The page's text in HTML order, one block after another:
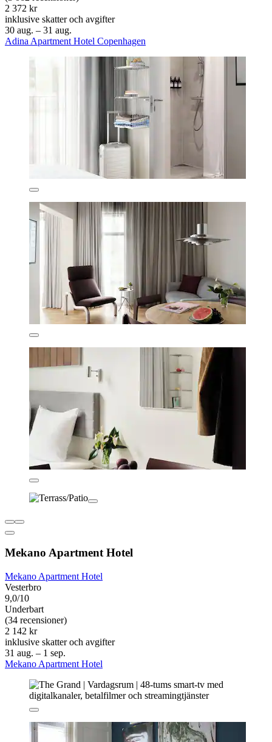
2 372 kr
inklusive skatter och avgifter
30 aug. – 31 aug.
Adina Apartment Hotel Copenhagen
Mekano Apartment Hotel
Mekano Apartment Hotel
Vesterbro
9,0/10
Underbart
(34 recensioner)
2 142 kr
inklusive skatter och avgifter
31 aug. – 1 sep.
Mekano Apartment Hotel